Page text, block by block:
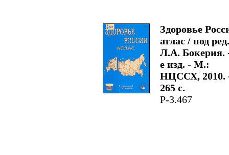
Здоровье
атлас / под ред.
Л.А. Бокерия.
е изд. - М.:
НЦССХ, 2010.
265 с.
Р-З.467